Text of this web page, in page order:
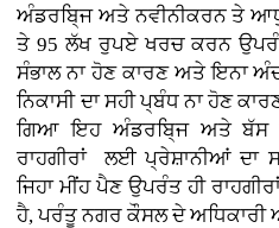
ਅੰਡਰਬਿ੍ਜ ਅਤੇ ਨਵੀਨੀਕਰਨ ਤੇ
ਤੇ 95 ਲੱਖ ਰੁਪਏ ਖਰਚ ਕਰਨ
ਸੰਭਾਲ ਨਾ ਹੋਣ ਕਾਰਣ ਅਤੇ ਇਨਾ
ਨਿਕਾਸੀ ਦਾ ਸਹੀ ਪ੍ਬੰਧ ਨਾ ਹੋਣ
ਗਿਆ ਇਹ ਅੰਡਰਬਿ੍ਜ ਅਤੇ ਬੱਸ
ਰਾਹਗੀਰਾਂ ਲਈ ਪ੍ਰੇਸ਼ਾਨੀਆਂ ਦਾ
ਜਿਹਾ ਮੀਂਹ ਪੈਣ ਉਪਰੰਤ ਹੀ
ਹੈ, ਪਰੰਤੂ ਨਗਰ ਕੌਸਲ ਦੇ ਅਧਿਕਾਰੀ